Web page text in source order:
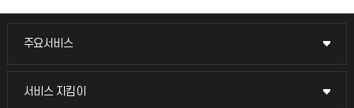
주요서비스
주요서비스
교무회의방송
서비스 지킴이
서비스 지킴이